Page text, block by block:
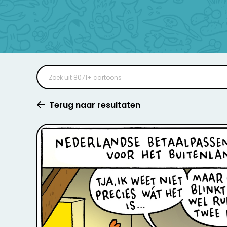
Terug naar resultaten